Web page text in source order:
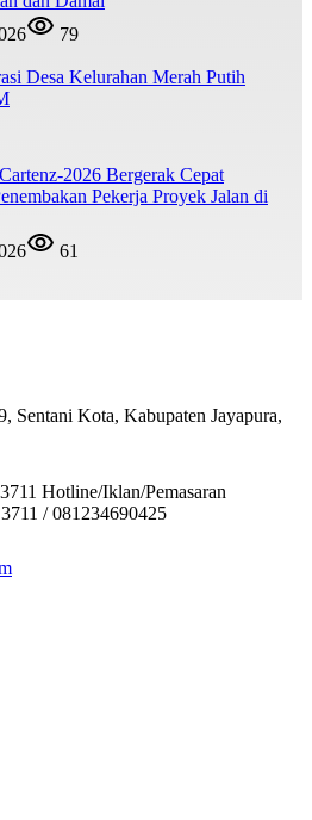
79
Desa Kelurahan Merah Putih
2026 Bergerak Cepat
Pekerja Proyek Jalan di
61
Sentani Kota, Kabupaten Jayapura,
Hotline/Iklan/Pemasaran
/ 081234690425